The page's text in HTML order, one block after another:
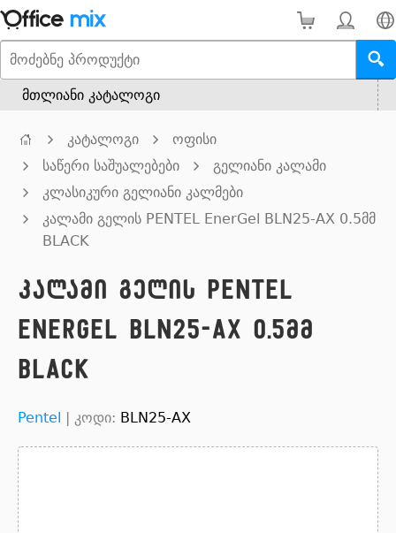
მთლიანი კატალოგი
კატალოგი
ოფისი
საწერი საშუალებები
გელიანი კალამი
კლასიკური გელიანი კალმები
კალამი გელის PENTEL EnerGel BLN25-AX 0.5მმ
BLACK
კალამი გელის PENTEL
EnerGel BLN25-AX 0.5მმ
BLACK
Pentel | კოდი: BLN25-AX